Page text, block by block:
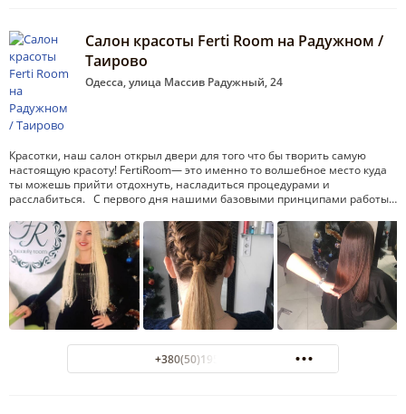
Салон красоты Ferti Room на Радужном /
Таирово
Одесса, улица Массив Радужный, 24
Красотки, наш салон открыл двери для того что бы творить самую
настоящую красоту! FertiRoom— это именно то волшебное место куда
ты можешь прийти отдохнуть, насладиться процедурами и
расслабиться. С первого дня нашими базовыми принципами работы…
+380(50)195-98-92